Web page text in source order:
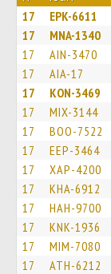
17 EPK-6611
17 MNA-1340
17 AIN-3470
17 AIA-17
17 KON-3469
17 MIX-3144
17 BOO-7522
17 EEP-3464
17 XAP-4200
17 KHA-6912
17 HAH-9700
17 KNK-1936
17 MIM-7080
17 ATH-6212